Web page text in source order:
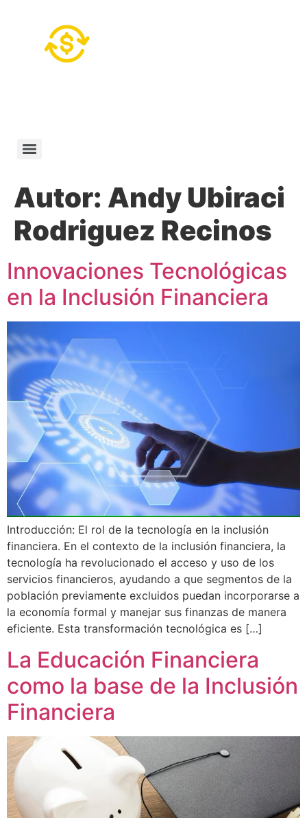
Autor: Andy Ubiraci
Rodriguez Recinos
Innovaciones Tecnológicas
en la Inclusión Financiera
Introducción: El rol de la tecnología en la inclusión
financiera. En el contexto de la inclusión financiera, la
tecnología ha revolucionado el acceso y uso de los
servicios financieros, ayudando a que segmentos de la
población previamente excluidos puedan incorporarse a
la economía formal y manejar sus finanzas de manera
eficiente. Esta transformación tecnológica es […]
La Educación Financiera
como la base de la Inclusión
Financiera